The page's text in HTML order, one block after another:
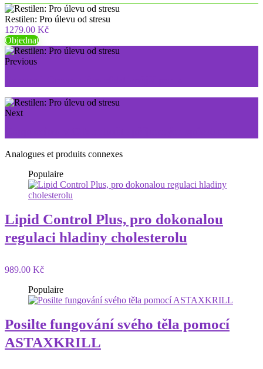
Restilen: Pro úlevu od stresu
1279.00 Kč
Objednat
Previous
Next
Analogues et produits connexes
Populaire
Lipid Control Plus, pro dokonalou
regulaci hladiny cholesterolu
989.00 Kč
Populaire
Posilte fungování svého těla pomocí
ASTAXKRILL